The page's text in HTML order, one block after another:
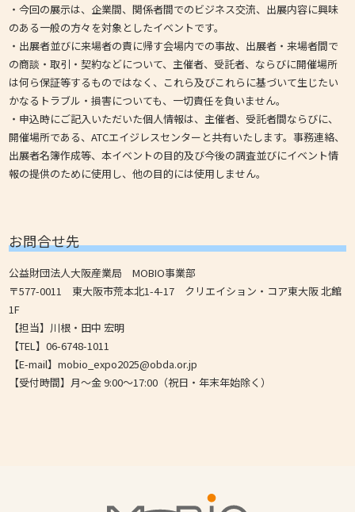
・今回の展示は、企業間、関係者間でのビジネス交流、出展内容に興味
のある一般の方々を対象としたイベントです。
・出展者並びに来場者の責に帰す会場内での事故、出展者・来場者間で
の商談・取引・契約などについて、主催者、受託者、ならびに開催場所
は何ら保証等するものではなく、これら及びこれらに基づいて生じたい
かなるトラブル・損害についても、一切責任を負いません。
・申込時にご記入いただいた個人情報は、主催者、受託者間ならびに、
開催場所である、ATCエイジレスセンターと共有いたします。事務連絡、
出展者名簿作成等、本イベントの目的及び今後の調査並びにイベント情
報の提供のために使用し、他の目的には使用しません。
お問合せ先
公益財団法人大阪産業局 MOBIO事業部
〒577-0011 東大阪市荒本北1-4-17 クリエイション・コア東大阪 北館
1F
【担当】川根・田中 宏明
【TEL】06-6748-1011
【E-mail】mobio_expo2025@obda.or.jp
【受付時間】月～金 9:00～17:00（祝日・年末年始除く）